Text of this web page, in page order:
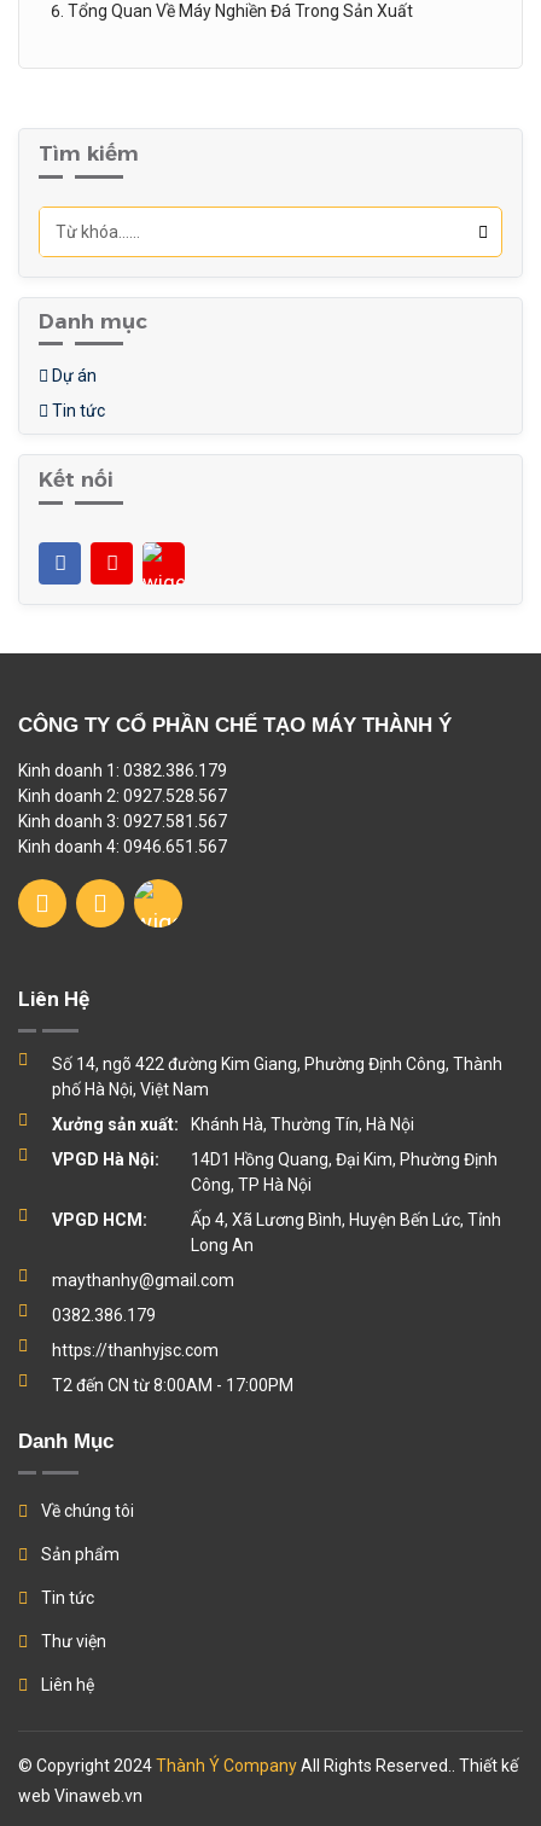
Tổng Quan Về Máy Nghiền Đá Trong Sản Xuất
Tìm kiếm
Danh mục
Dự án
Tin tức
Kết nối
CÔNG TY CỔ PHẦN CHẾ TẠO MÁY THÀNH Ý
Kinh doanh 1: 0382.386.179
Kinh doanh 2: 0927.528.567
Kinh doanh 3: 0927.581.567
Kinh doanh 4: 0946.651.567
Liên Hệ
Số 14, ngõ 422 đường Kim Giang, Phường Định Công, Thành
phố Hà Nội, Việt Nam
Xưởng sản xuất:
Khánh Hà, Thường Tín, Hà Nội
VPGD Hà Nội:
14D1 Hồng Quang, Đại Kim, Phường Định
Công, TP Hà Nội
VPGD HCM:
Ấp 4, Xã Lương Bình, Huyện Bến Lức, Tỉnh
Long An
maythanhy@gmail.com
0382.386.179
https://thanhyjsc.com
T2 đến CN từ 8:00AM - 17:00PM
Danh Mục
Về chúng tôi
Sản phẩm
Tin tức
Thư viện
Liên hệ
© Copyright 2024Thành Ý CompanyAll Rights Reserved.. Thiết kế
web Vinaweb.vn